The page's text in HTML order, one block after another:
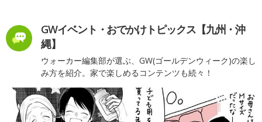
GWイベント・おでかけトピックス【九州・沖
縄】
ウォーカー編集部が選ぶ、GW(ゴールデンウィーク)の楽し
み方を紹介。家で楽しめるコンテンツも続々！